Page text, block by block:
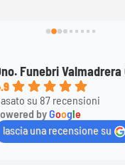
Funebri Valmadrera
su 87 recensioni
byGoogle
lascia una recensione su